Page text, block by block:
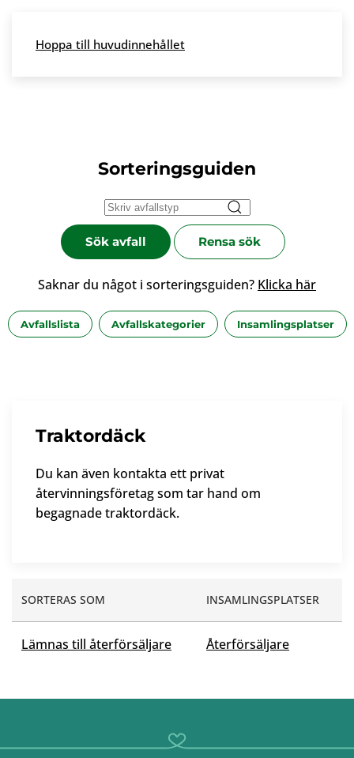
Skip to main content
Hoppa till huvudinnehållet
Sorteringsguiden
Sök avfall Rensa sök
Saknar du något i sorteringsguiden? Klicka här
Avfallslista Avfallskategorier Insamlingsplatser
Traktordäck
Du kan även kontakta ett privat
återvinningsföretag som tar hand om
begagnade traktordäck.
SORTERAS SOM INSAMLINGSPLATSER
Lämnas till återförsäljare Återförsäljare